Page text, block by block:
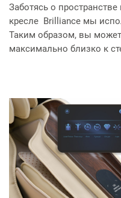
Заботясь о
кресле Brilliance мы
Таким образом, вы
максимально близко к